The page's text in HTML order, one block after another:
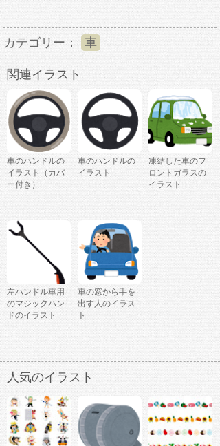
カテゴリー： 車
関連イラスト
車のハンドルの
イラスト（カバ
ー付き）
車のハンドルの
イラスト
凍結した車のフ
ロントガラスの
イラスト
左ハンドル車用
のマジックハン
ドのイラスト
車の窓から手を
出す人のイラス
ト
人気のイラスト